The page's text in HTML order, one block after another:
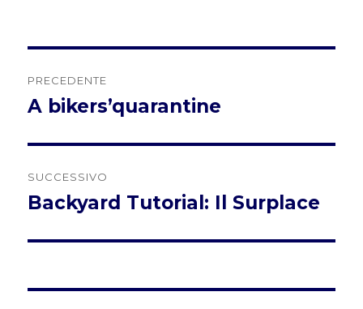
articoli
PRECEDENTE
Articolo
A bikers’quarantine
SUCCESSIVO
Articolo
Backyard Tutorial: Il Surplace